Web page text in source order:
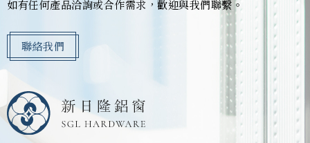
如有任何產品洽詢或合作需求，歡迎與我們聯繫。
聯絡我們